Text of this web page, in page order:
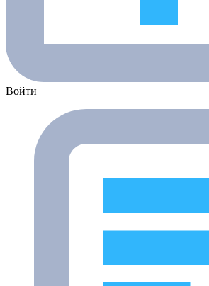
Войти